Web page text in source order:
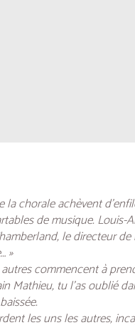
chorale achèvent
de musique.
le directeur
»
commencent à
Mathieu, tu l’as oublié
les uns les autres,